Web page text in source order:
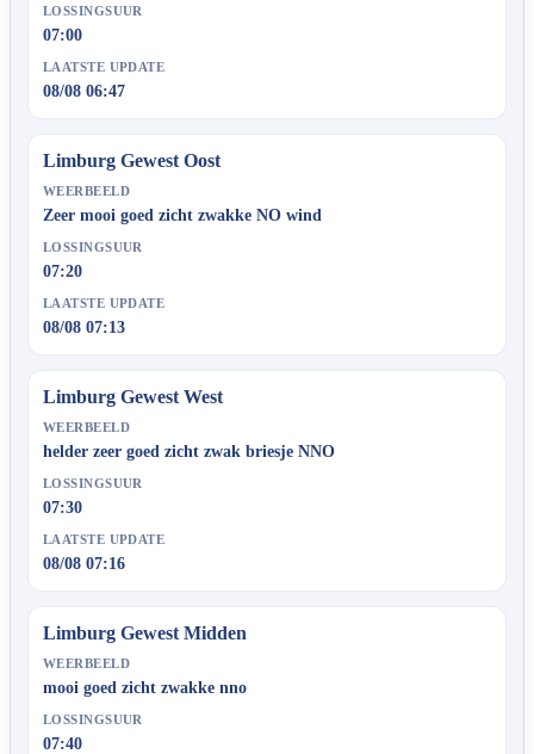
LOSSINGSUUR
07:00
LAATSTE UPDATE
08/08 06:47
Limburg Gewest Oost
WEERBEELD
Zeer mooi goed zicht zwakke NO wind
LOSSINGSUUR
07:20
LAATSTE UPDATE
08/08 07:13
Limburg Gewest West
WEERBEELD
helder zeer goed zicht zwak briesje NNO
LOSSINGSUUR
07:30
LAATSTE UPDATE
08/08 07:16
Limburg Gewest Midden
WEERBEELD
mooi goed zicht zwakke nno
LOSSINGSUUR
07:40